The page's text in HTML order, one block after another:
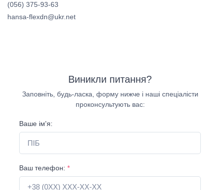
(056) 375-93-63
hansa-flexdn@ukr.net
Виникли питання?
Заповніть, будь-ласка, форму нижче і наші спеціалісти
проконсультують вас:
Ваше ім'я:
Ваш телефон: *